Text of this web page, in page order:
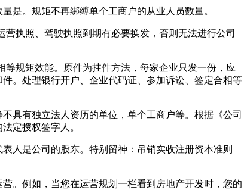
是。规矩不再绑缚单个工商户的从业人员数量。
执照、驾驶执照到期有必要换发，否则无法进行公司
规矩效能。原件为挂件方法，每家企业只发一份，应
。处理银行开户、企业代码证、参加诉讼、签定合相等
具有独立法人资历的单位，单个工商户等。根据《公司
定授权签字人。
人是公司的股东。特别留神：吊销实收注册资本准则
。例如，当您在运营规划一栏看到房地产开发时，您的